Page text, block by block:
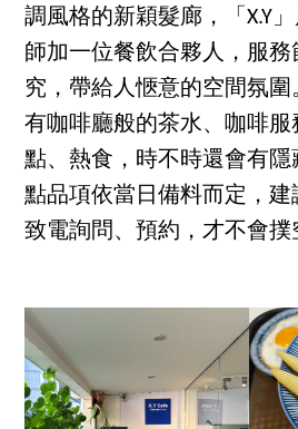
調風格的新穎髮廊，「X.Y
師加一位餐飲合夥人，服
究，帶給人愜意的空間氛
有咖啡廳般的茶水、咖啡
點、熱食，時不時還會有
點品項依當日備料而定，
致電詢問、預約，才不會撲